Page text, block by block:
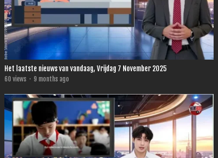
Het laatste nieuws van vandaag, Vrijdag 7 November 2025
60 views · 9 months ago